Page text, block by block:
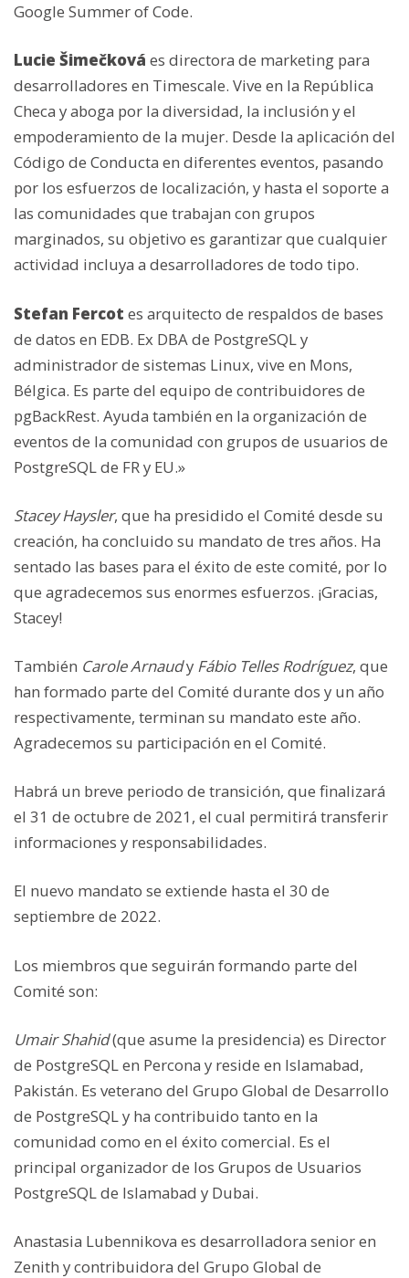
Google Summer of Code.
Lucie Šimečková es directora de marketing para
desarrolladores en Timescale. Vive en la República
Checa y aboga por la diversidad, la inclusión y el
empoderamiento de la mujer. Desde la aplicación del
Código de Conducta en diferentes eventos, pasando
por los esfuerzos de localización, y hasta el soporte a
las comunidades que trabajan con grupos
marginados, su objetivo es garantizar que cualquier
actividad incluya a desarrolladores de todo tipo.
Stefan Fercot es arquitecto de respaldos de bases
de datos en EDB. Ex DBA de PostgreSQL y
administrador de sistemas Linux, vive en Mons,
Bélgica. Es parte del equipo de contribuidores de
pgBackRest. Ayuda también en la organización de
eventos de la comunidad con grupos de usuarios de
PostgreSQL de FR y EU.»
Stacey Haysler, que ha presidido el Comité desde su
creación, ha concluido su mandato de tres años. Ha
sentado las bases para el éxito de este comité, por lo
que agradecemos sus enormes esfuerzos. ¡Gracias,
Stacey!
También Carole Arnaudy Fábio Telles Rodríguez, que
han formado parte del Comité durante dos y un año
respectivamente, terminan su mandato este año.
Agradecemos su participación en el Comité.
Habrá un breve periodo de transición, que finalizará
el 31 de octubre de 2021, el cual permitirá transferir
informaciones y responsabilidades.
El nuevo mandato se extiende hasta el 30 de
septiembre de 2022.
Los miembros que seguirán formando parte del
Comité son:
Umair Shahid(que asume la presidencia) es Director
de PostgreSQL en Percona y reside en Islamabad,
Pakistán. Es veterano del Grupo Global de Desarrollo
de PostgreSQL y ha contribuido tanto en la
comunidad como en el éxito comercial. Es el
principal organizador de los Grupos de Usuarios
PostgreSQL de Islamabad y Dubai.
Anastasia Lubennikova es desarrolladora senior en
Zenith y contribuidora del Grupo Global de